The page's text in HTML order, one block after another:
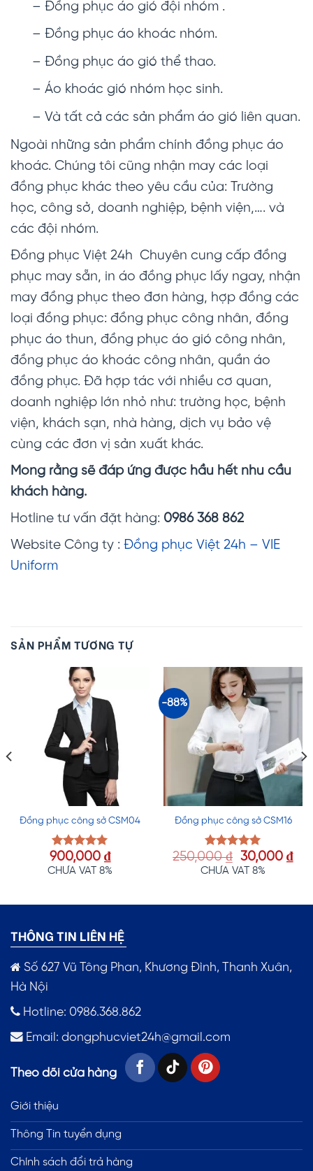
– Đồng phục áo gió đội nhóm .
– Đồng phục áo khoác nhóm.
– Đồng phục áo gió thể thao.
– Áo khoác gió nhóm học sinh.
– Và tất cả các sản phẩm áo gió liên quan.
Ngoài những sản phẩm chính đồng phục áo
khoác. Chúng tôi cũng nhận may các loại
đồng phục khác theo yêu cầu của: Trường
học, công sở, doanh nghiệp, bệnh viện,…. và
các đội nhóm.
Đồng phục Việt 24h Chuyên cung cấp đồng
phục may sẵn, in áo đồng phục lấy ngay, nhận
may đồng phục theo đơn hàng, hợp đồng các
loại đồng phục: đồng phục công nhân, đồng
phục áo thun, đồng phục áo gió công nhân,
đồng phục áo khoác công nhân, quần áo
đồng phục. Đã hợp tác với nhiều cơ quan,
doanh nghiệp lớn nhỏ như: trường học, bệnh
viện, khách sạn, nhà hàng, dịch vụ bảo vệ
cùng các đơn vị sản xuất khác.
Mong rằng sẽ đáp ứng được hầu hết nhu cầu
khách hàng.
Hotline tư vấn đặt hàng: 0986 368 862
Website Công ty : Đồng phục Việt 24h – VIE
Uniform
SẢN PHẨM TƯƠNG TỰ
Đồng phục công sở CSM04
Được xếp
hạng5.00
900,000 ₫
CHƯA VAT 8%
-88%
Đồng phục công sở CSM16
Được xếp
hạng5.00
250,000₫ Giá
gốc
30,000 ₫
CHƯA VAT 8%
THÔNG TIN LIÊN HỆ
Số 627 Vũ Tông Phan, Khương Đình, Thanh Xuân,
Hà Nội
Hotline: 0986.368.862
Email: dongphucviet24h@gmail.com
Theo dõi cửa hàng
Giới thiệu
Thông Tin tuyển dụng
Chính sách đổi trả hàng